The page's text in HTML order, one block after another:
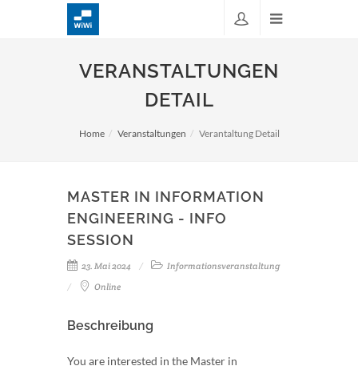
VERANSTALTUNGEN
DETAIL
Home Veranstaltungen Verantaltung Detail
MASTER IN INFORMATION
ENGINEERING - INFO
SESSION
23. Mai 2024
Informationsveranstaltung
Online
Beschreibung
You are interested in the Master in